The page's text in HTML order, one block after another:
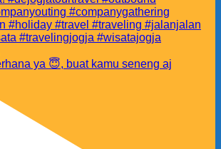
ya 😇, buat kamu seneng aj